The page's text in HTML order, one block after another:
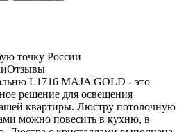
точку России
Отзывы
L1716 MAJA GOLD - это
решение для освещения
квартиры. Люстру потолочную
можно повесить в кухню, в